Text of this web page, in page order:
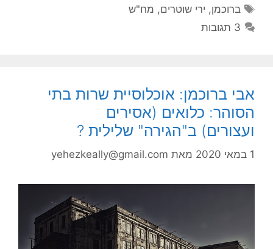
תגיות
ברוכמן, ירי שוטרים, מח"ש
3 תגובות
אבי ברוכמן: אוכלוסיית שרות בתי
הסוהר: כלואים (אסירים
ועצורים) ב"הגירה" שלילית ?
1 במאי 2020 מאת yehezkeally@gmail.com